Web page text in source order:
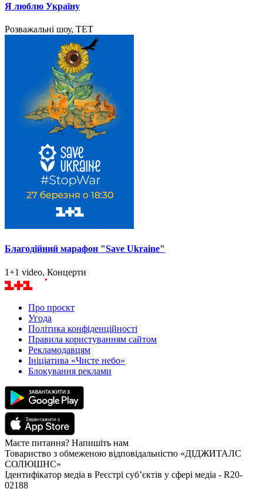
Я люблю Україну
Розважальні шоу, ТЕТ
Благодійний марафон "Save Ukraine"
1+1 video, Концерти
Про проєкт
Угода
Політика конфіденційності
Правила користуванням сайтом
Рекламодавцям
Ініціатива «Чисте небо»
Блокування реклами
Маєте питання? Напишіть нам
Товариство з обмеженою відповідальністю «ДІДЖИТАЛС
СОЛЮШНС»
Ідентифікатор медіа в Реєстрі суб’єктів у сфері медіа - R20-
02188